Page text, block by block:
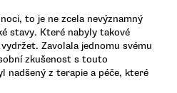
to je ne zcela nevýznamný
stavy. Které nabyly takové
Zavolala jednomu svému
zkušenost s touto
nadšený z terapie a péče, které